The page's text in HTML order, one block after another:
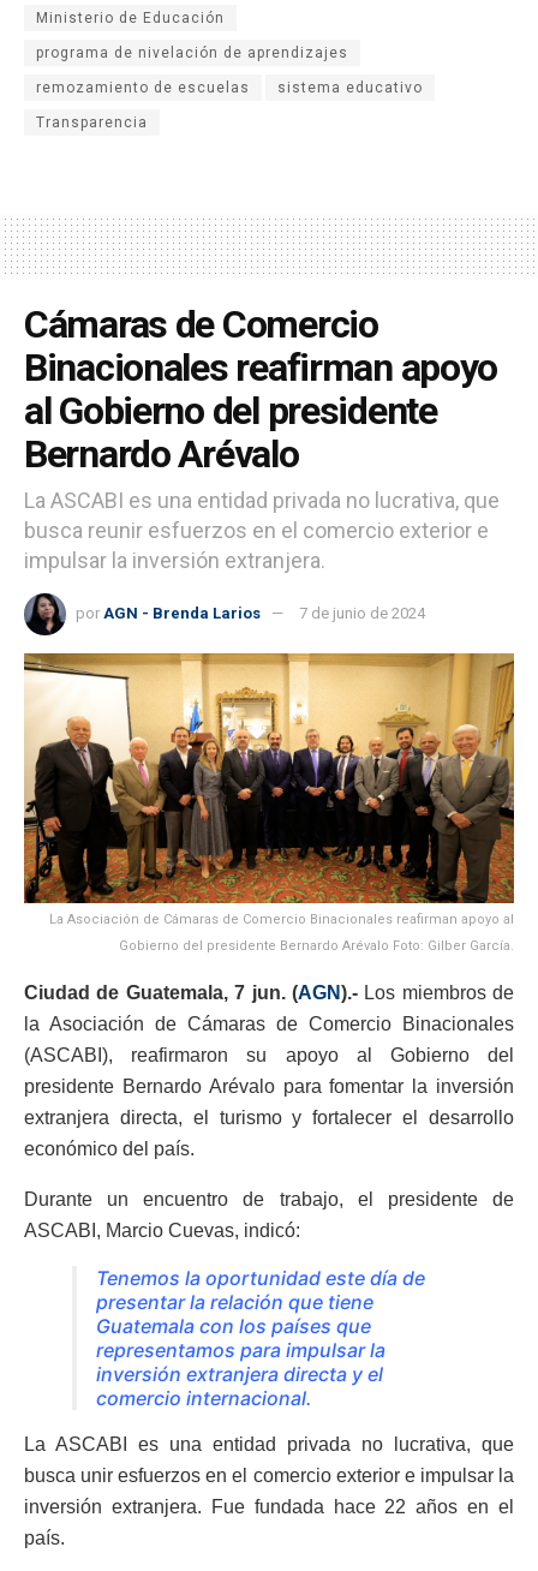
Ministerio de Educación
programa de nivelación de aprendizajes
remozamiento de escuelas sistema educativo
Transparencia
Cámaras de Comercio
Binacionales reafirman apoyo
al Gobierno del presidente
Bernardo Arévalo
La ASCABI es una entidad privada no lucrativa, que
busca reunir esfuerzos en el comercio exterior e
impulsar la inversión extranjera.
por AGN - Brenda Larios 7 de junio de 2024
La Asociación de Cámaras de Comercio Binacionales reafirman apoyo al
Gobierno del presidente Bernardo Arévalo Foto: Gilber García.
Ciudad de Guatemala, 7 jun. (AGN).-Los miembros de
la Asociación de Cámaras de Comercio Binacionales
(ASCABI), reafirmaron su apoyo al Gobierno del
presidente Bernardo Arévalo para fomentar la inversión
extranjera directa, el turismo y fortalecer el desarrollo
económico del país.
Durante un encuentro de trabajo, el presidente de
ASCABI, Marcio Cuevas, indicó:
Tenemos la oportunidad este día de
presentar la relación que tiene
Guatemala con los países que
representamos para impulsar la
inversión extranjera directa y el
comercio internacional.
La ASCABI es una entidad privada no lucrativa, que
busca unir esfuerzos en el comercio exterior e impulsar la
inversión extranjera. Fue fundada hace 22 años en el
país.